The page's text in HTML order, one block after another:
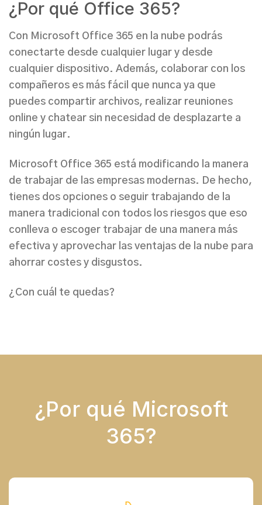
¿Por qué Office 365?
Con Microsoft Office 365 en la nube podrás
conectarte desde cualquier lugar y desde
cualquier dispositivo. Además, colaborar con los
compañeros es más fácil que nunca ya que
puedes compartir archivos, realizar reuniones
online y chatear sin necesidad de desplazarte a
ningún lugar.
Microsoft Office 365 está modificando la manera
de trabajar de las empresas modernas. De hecho,
tienes dos opciones o seguir trabajando de la
manera tradicional con todos los riesgos que eso
conlleva o escoger trabajar de una manera más
efectiva y aprovechar las ventajas de la nube para
ahorrar costes y disgustos.
¿Con cuál te quedas?
¿Por qué Microsoft
365?